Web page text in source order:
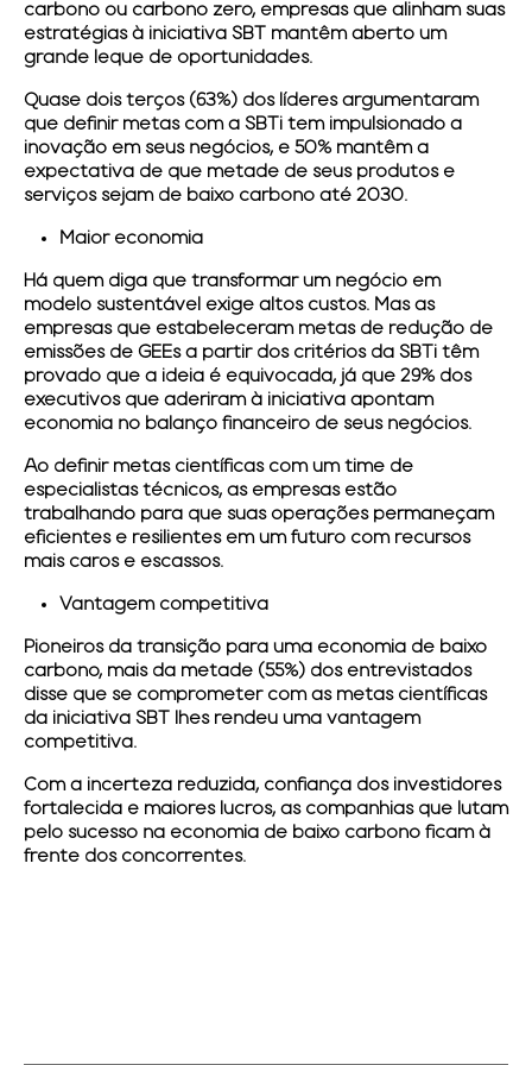
carbono ou carbono zero, empresas que alinham suas
estratégias à iniciativa SBT mantêm aberto um
grande leque de oportunidades.
Quase dois terços (63%) dos líderes argumentaram
que definir metas com a SBTi tem impulsionado a
inovação em seus negócios, e 50% mantêm a
expectativa de que metade de seus produtos e
serviços sejam de baixo carbono até 2030.
Maior economia
Há quem diga que transformar um negócio em
modelo sustentável exige altos custos. Mas as
empresas que estabeleceram metas de redução de
emissões de GEEs a partir dos critérios da SBTi têm
provado que a ideia é equivocada, já que 29% dos
executivos que aderiram à iniciativa apontam
economia no balanço financeiro de seus negócios.
Ao definir metas científicas com um time de
especialistas técnicos, as empresas estão
trabalhando para que suas operações permaneçam
eficientes e resilientes em um futuro com recursos
mais caros e escassos.
Vantagem competitiva
Pioneiros da transição para uma economia de baixo
carbono, mais da metade (55%) dos entrevistados
disse que se comprometer com as metas científicas
da iniciativa SBT lhes rendeu uma vantagem
competitiva.
Com a incerteza reduzida, confiança dos investidores
fortalecida e maiores lucros, as companhias que lutam
pelo sucesso na economia de baixo carbono ficam à
frente dos concorrentes.